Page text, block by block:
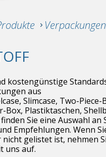
Verpackungen
kostengünstige
aus
Slimcase, Two-Piece-
Box, Plastiktaschen,
Sie eine Auswahl an
Empfehlungen. Wenn
nicht gelistet ist, nehmen
uns auf.